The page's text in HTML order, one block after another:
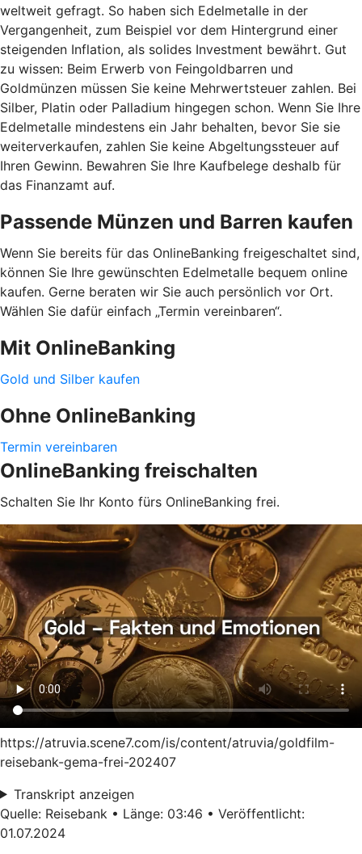
weltweit gefragt. So haben sich Edelmetalle in der
Vergangenheit, zum Beispiel vor dem Hintergrund einer
steigenden Inflation, als solides Investment bewährt. Gut
zu wissen: Beim Erwerb von Feingoldbarren und
Goldmünzen müssen Sie keine Mehrwertsteuer zahlen. Bei
Silber, Platin oder Palladium hingegen schon. Wenn Sie Ihre
Edelmetalle mindestens ein Jahr behalten, bevor Sie sie
weiterverkaufen, zahlen Sie keine Abgeltungssteuer auf
Ihren Gewinn. Bewahren Sie Ihre Kaufbelege deshalb für
das Finanzamt auf.
Passende Münzen und Barren kaufen
Wenn Sie bereits für das OnlineBanking freigeschaltet sind,
können Sie Ihre gewünschten Edelmetalle bequem online
kaufen. Gerne beraten wir Sie auch persönlich vor Ort.
Wählen Sie dafür einfach „Termin vereinbaren“.
Mit OnlineBanking
Gold und Silber kaufen
Ohne OnlineBanking
Termin vereinbaren
OnlineBanking freischalten
Schalten Sie Ihr Konto fürs OnlineBanking frei.
https://atruvia.scene7.com/is/content/atruvia/goldfilm-
reisebank-gema-frei-202407
Transkript anzeigen
Quelle: Reisebank • Länge: 03:46 • Veröffentlicht:
01.07.2024